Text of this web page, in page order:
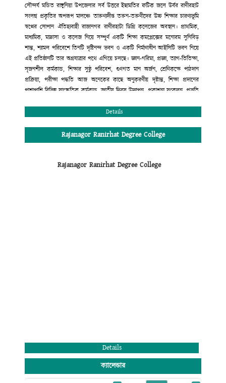
সৌন্দর্য মন্ডিত রাঙ্গুনিয়া উপজেলার সর্ব উত্তরে ইছামতির ফটিক জলে উর্বর রাণীরহাট
সংলগ্ন প্রকৃতির অপরূপ মালঞ্চে তারুণ্যদীপ্ত তরুন-তরুণীদের উচ্চ শিক্ষার চারণ্যভূমি
স্বপ্নের সোপান ঐতিহ্যবাহী রাজানগর রাণীরহাটা ডিগ্রি কলেজের অবস্থান। প্রাথমিক,
মাধ্যমিক, মাদ্রাসা ও কলেজ নিয়ে সম্পূর্ণ একটি শিক্ষা কমপ্লেক্সের মনোরম সুনিবিড়
শান্ত, শ্যামল পরিবেশে তিনটি দৃষ্টিনন্দ ভবন ও একটি নির্মাণাধীন আইসিটি ভবন নিয়ে
এই প্রতিষ্ঠানটি তার অগ্রযাত্রার পথে এগিয়ে চলছে। জ্ঞান-গরিমা, প্রজ্ঞা, ত্যাগ-তিতিক্ষা,
সৃজনশীল কর্মকান্ড, শিক্ষার সুষ্ঠু পরিবেশ, গুণগত মান অর্জন, শ্রেণিকক্ষে পাঠদান
প্রক্রিয়া, পরীক্ষা পদ্ধতি আজ অনেকের কাছে অনুকরণীয় দৃষ্টান্ত, শিক্ষা প্রদানের
পাশাপাশি বিভিন্ন সাংস্কৃতিক কর্মকান্ড, জাতীয় দিবস উদ্যাপন, প্রকাশনা সংকলন, প্রভৃতি
সাংস্কৃতির চর্চায় এ প্রতিষ্ঠান অগ্রণী ভূমিকা পালন করছে। শিক্ষা প্রদানের ক্ষেত্রে সম্পূর্ণ
শিক্ষাকার্যক্রম সন্নিবেশিত অ্যাকাডেমিক ক্যালেন্ডার, ধুমপান রাজনীতিমুক্ত পরিবেশ
অত্যন্ত যত্মসহকারে দক্ষ, অভিজ্ঞ শিক্ষকমন্ডলী দ্বারা পাঠদান। এরই ফলশ্রুতি বরাবর এ
ক্ষেত্রে দ্বিতীয় স্থান অধিকার করে আসছে। এছাড়া কলেজের অভ্যন্তরীণ আইন-শৃঙ্খলা
Details
Rajanagor Ranirhat Degree College
Rajanagor Ranirhat Degree College
Details
ক্যালেন্ডার